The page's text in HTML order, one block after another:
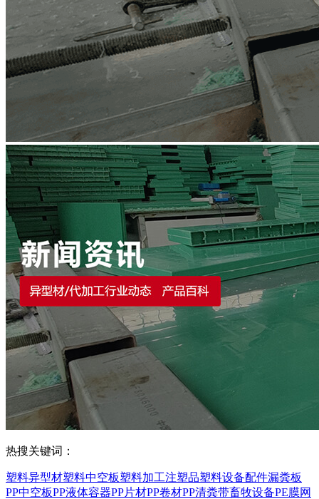
热搜关键词：
塑料异型材塑料中空板塑料加工注塑品塑料设备配件漏粪板
PP中空板PP液体容器PP片材PP卷材PP清粪带畜牧设备PE膜网